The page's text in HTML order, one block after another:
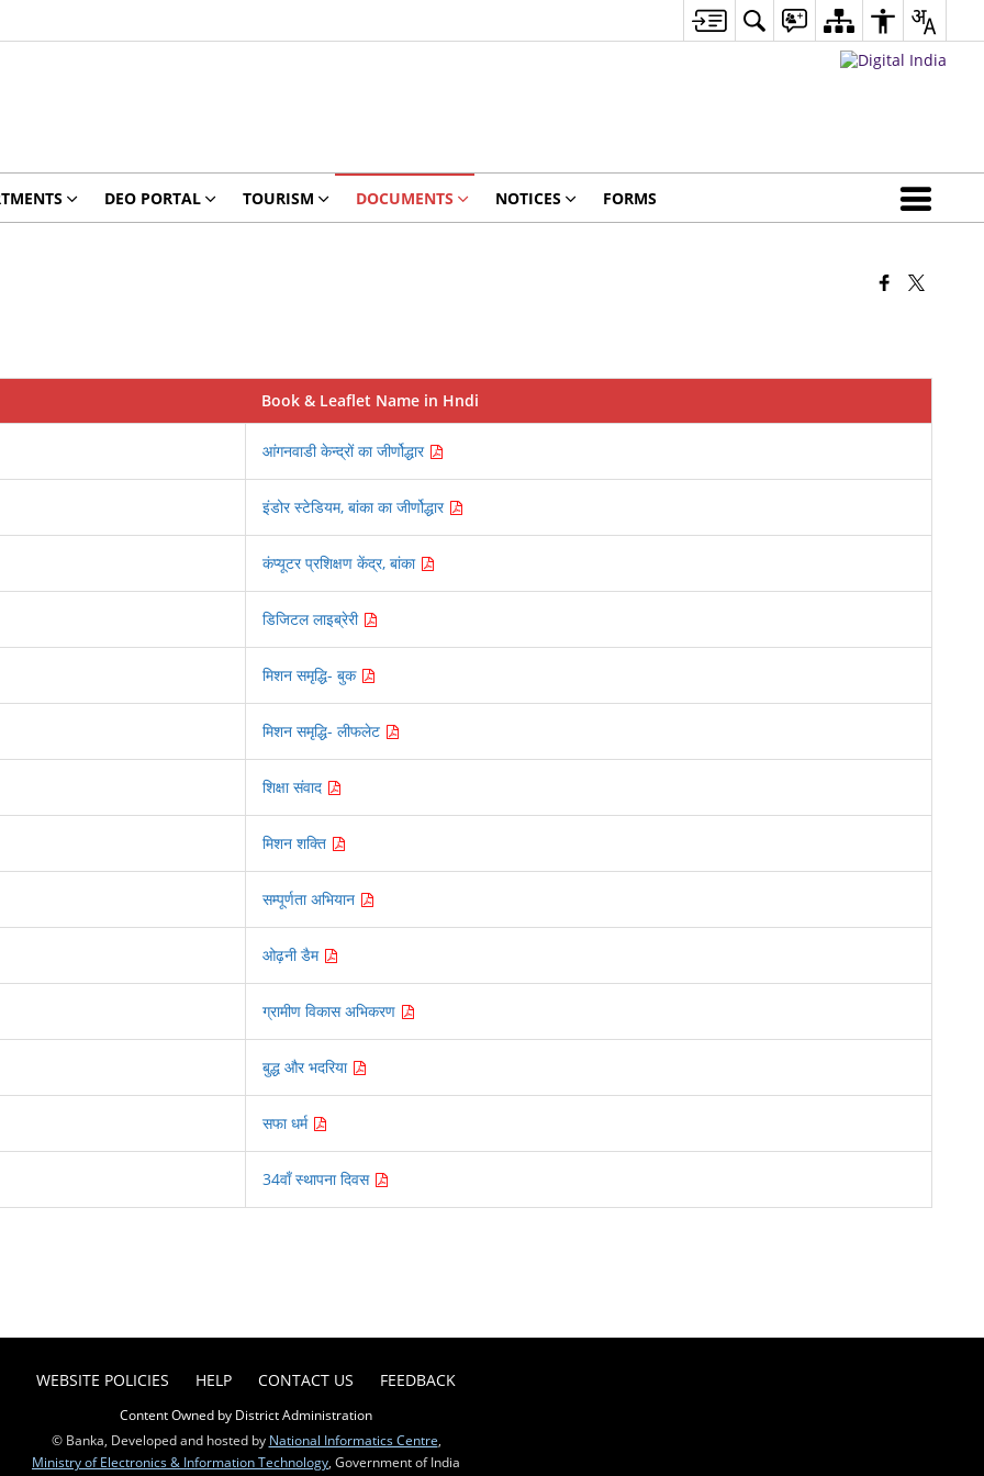
DEO PORTAL TOURISM DOCUMENTS NOTICES FORMS
Book & Leaflet Name in Hndi
आंगनवाडी केन्द्रों का जीर्णोद्धार
इंडोर स्टेडियम, बांका का जीर्णोद्धार
कंप्यूटर प्रशिक्षण केंद्र, बांका
डिजिटल लाइब्रेरी
मिशन समृद्धि- बुक
मिशन समृद्धि- लीफलेट
शिक्षा संवाद
मिशन शक्ति
सम्पूर्णता अभियान
ओढ़नी डैम
ग्रामीण विकास अभिकरण
बुद्ध और भदरिया
सफा धर्म
34वाँ स्थापना दिवस
WEBSITE POLICIES HELP CONTACT US FEEDBACK
Content Owned by District Administration
© Banka, Developed and hosted by National Informatics Centre
Ministry of Electronics & Information Technology , Government of India